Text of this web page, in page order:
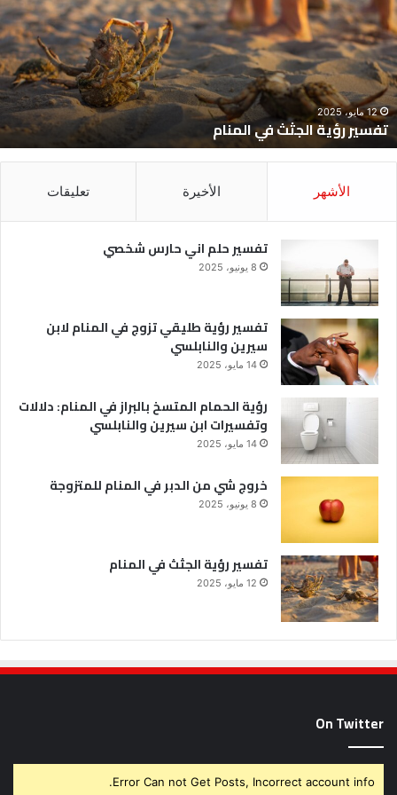
في
المنام
12 مايو، 2025
تفسير رؤية الجثث في المنام
الأشهر الأخيرة تعليقات
تفسير حلم اني حارس شخصي
8 يونيو، 2025
تفسير رؤية طليقي تزوج في المنام لابن
سيرين والنابلسي
14 مايو، 2025
رؤية الحمام المتسخ بالبراز في المنام: دلالات
وتفسيرات ابن سيرين والنابلسي
14 مايو، 2025
خروج شي من الدبر في المنام للمتزوجة
8 يونيو، 2025
تفسير رؤية الجثث في المنام
12 مايو، 2025
On Twitter
Error Can not Get Posts, Incorrect account info.